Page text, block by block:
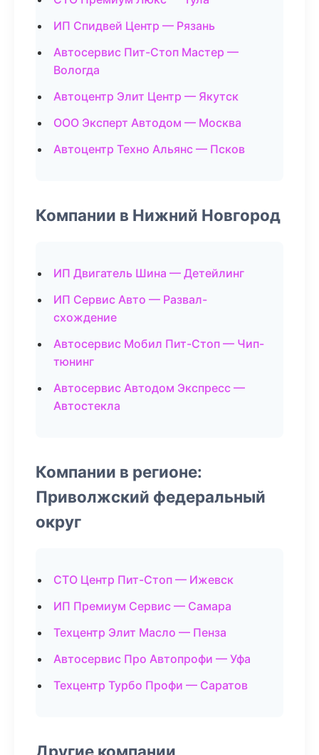
ИП Спидвей Центр — Рязань
Автосервис Пит-Стоп Мастер —
Вологда
Автоцентр Элит Центр — Якутск
ООО Эксперт Автодом — Москва
Автоцентр Техно Альянс — Псков
Компании в Нижний Новгород
ИП Двигатель Шина — Детейлинг
ИП Сервис Авто — Развал-
схождение
Автосервис Мобил Пит-Стоп — Чип-
тюнинг
Автосервис Автодом Экспресс —
Автостекла
Компании в регионе:
Приволжский федеральный
округ
СТО Центр Пит-Стоп — Ижевск
ИП Премиум Сервис — Самара
Техцентр Элит Масло — Пенза
Автосервис Про Автопрофи — Уфа
Техцентр Турбо Профи — Саратов
Другие компании